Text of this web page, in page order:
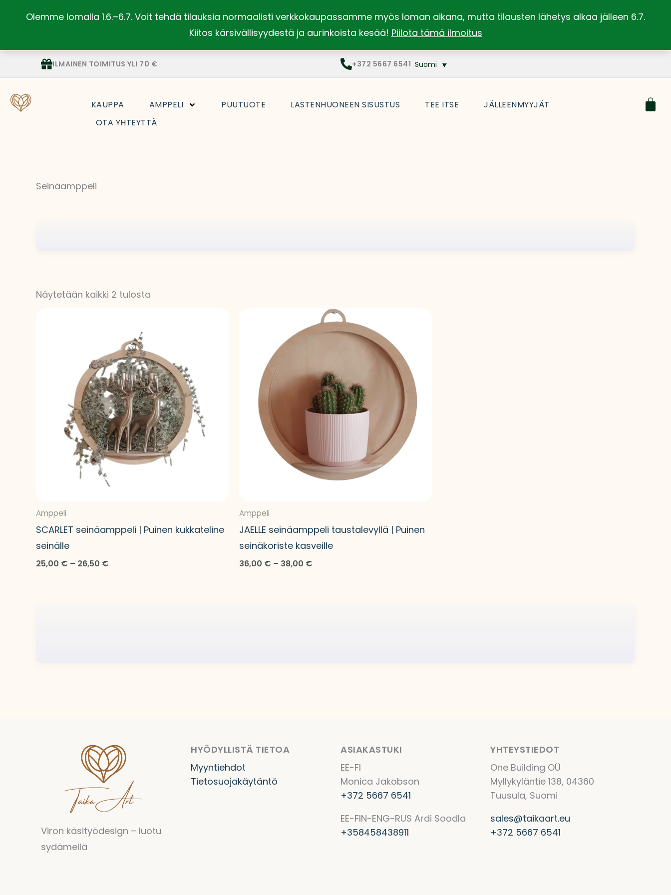
Olemme lomalla 1.6.–6.7. Voit tehdä tilauksia normaalisti verkkokaupassamme myös loman aikana, mutta tilausten lähetys alkaa jälleen 6.7.
Kiitos kärsivällisyydestä ja aurinkoista kesää! Piilota tämä ilmoitus
sisältöön
ILMAINEN TOIMITUS YLI 70 € +372 5667 6541 Suomi
KAUPPA AMPPELI PUUTUOTE LASTENHUONEEN SISUSTUS TEE ITSE
JÄLLEENMYYJÄT
OTA YHTEYTTÄ
Seinäamppeli
Näytetään kaikki 2 tulosta
Amppeli
SCARLET seinäamppeli | Puinen kukkateline
seinälle
25,00 € – 26,50 €
26,50 €
Amppeli
JAELLE seinäamppeli taustalevyllä | Puinen
seinäkoriste kasveille
36,00 € – 38,00 €
Hintaluokka:
36,00 €
Viron käsityödesign – luotu
sydämellä
HYÖDYLLISTÄ TIETOA
Myyntiehdot
Tietosuojakäytäntö
ASIAKASTUKI
EE-FI
Monica Jakobson
+372 5667 6541
EE-FIN-ENG-RUS Ardi Soodla
+358458438911
YHTEYSTIEDOT
One Building OÜ
Myllykyläntie 138, 04360
Tuusula, Suomi
sales@taikaart.eu
+372 5667 6541